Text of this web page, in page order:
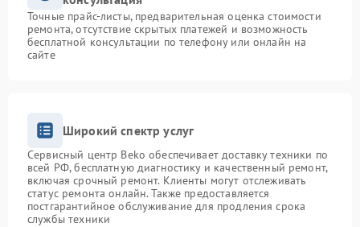
Точные прайс-листы, предварительная оценка стоимости
ремонта, отсутствие скрытых платежей и возможность
бесплатной консультации по телефону или онлайн на
сайте
Широкий спектр услуг
Сервисный центр Beko обеспечивает доставку техники по
всей РФ, бесплатную диагностику и качественный ремонт,
включая срочный ремонт. Клиенты могут отслеживать
статус ремонта онлайн. Также предоставляется
постгарантийное обслуживание для продления срока
службы техники